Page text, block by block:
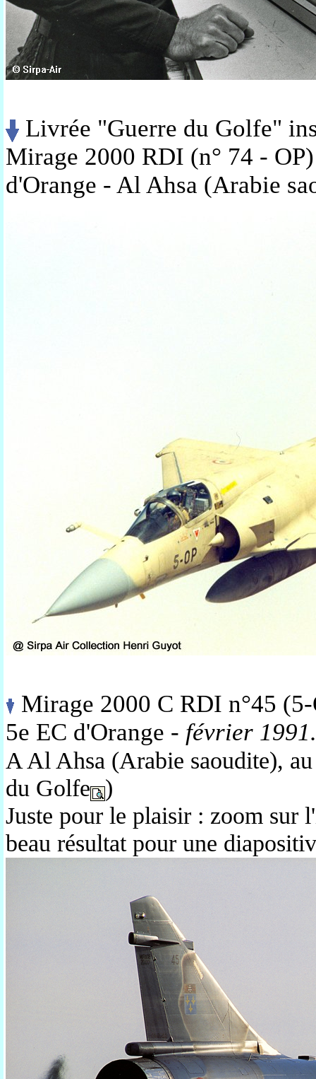
Livrée "Guerre du Golfe"
Mirage 2000 RDI (n° 74 -
d'Orange - Al Ahsa (Arabie
Mirage 2000 C RDI n°45
5e EC d'Orange - février
A Al Ahsa (Arabie saoudite),
du Golfe
)
Juste pour le plaisir : zoom sur
beau résultat pour une